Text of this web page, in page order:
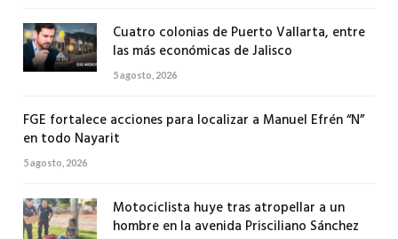
Cuatro colonias de Puerto Vallarta, entre
las más económicas de Jalisco
5 agosto, 2026
FGE fortalece acciones para localizar a Manuel Efrén “N”
en todo Nayarit
5 agosto, 2026
Motociclista huye tras atropellar a un
hombre en la avenida Prisciliano Sánchez